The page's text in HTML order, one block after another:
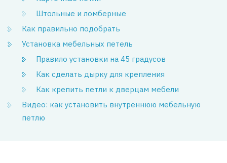
Штольные и ломберные
Как правильно подобрать
Установка мебельных петель
Правило установки на 45 градусов
Как сделать дырку для крепления
Как крепить петли к дверцам мебели
Видео: как установить внутреннюю мебельную
петлю